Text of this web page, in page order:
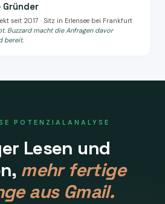
Gründer
seit 2017 · Sitz in Erlensee bei Frankfurt
Buzzard macht die Anfragen davor
bereit.
POTENZIALANALYSE
Lesen und
mehr fertige
aus Gmail.